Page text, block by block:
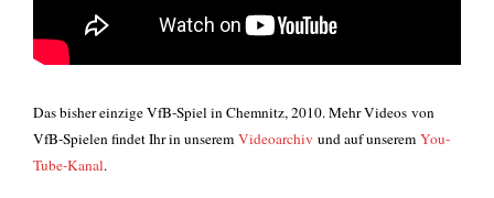
Das bis­her ein­zi­ge VfB-Spiel in Chem­nitz, 2010. MehrVide­os von
VfB-Spie­len fin­det Ihr in unse­rem Video­ar­chiv und auf unse­rem You­
Tube-Kanal.